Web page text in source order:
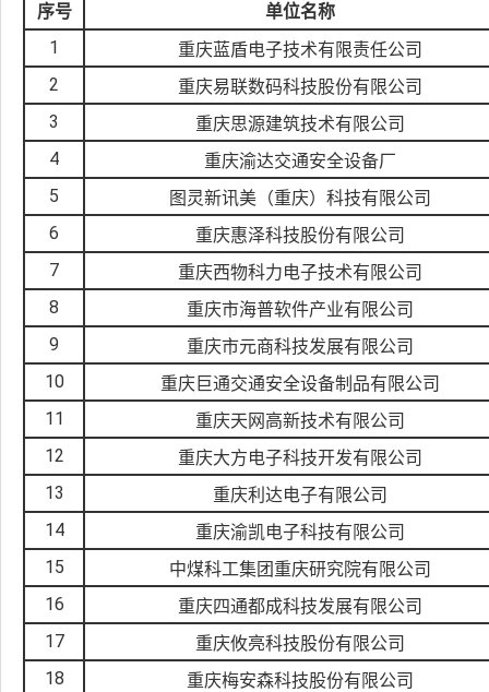
序号
单位名称
1
重庆蓝盾电子技术有限责任公司
2
重庆易联数码科技股份有限公司
3
重庆思源建筑技术有限公司
4
重庆渝达交通安全设备厂
5
图灵新讯美（重庆）科技有限公司
6
重庆惠泽科技股份有限公司
7
重庆西物科力电子技术有限公司
8
重庆市海普软件产业有限公司
9
重庆市元商科技发展有限公司
10
重庆巨通交通安全设备制品有限公司
11
重庆天网高新技术有限公司
12
重庆大方电子科技开发有限公司
13
重庆利达电子有限公司
14
重庆渝凯电子科技有限公司
15
中煤科工集团重庆研究院有限公司
16
重庆四通都成科技发展有限公司
17
重庆攸亮科技股份有限公司
18
重庆梅安森科技股份有限公司